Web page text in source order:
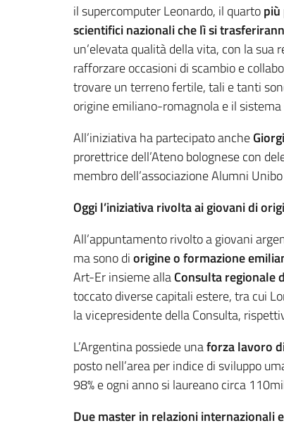
il supercomputer Leonardo, il quarto
scientifici nazionali che lì si
un’elevata qualità della vita, con la
rafforzare occasioni di scambio e
trovare un terreno fertile, tali e tanti
origine emiliano-romagnola e il
All’iniziativa ha partecipato anche
prorettrice dell’Ateno bolognese con
membro dell’associazione Alumni
Oggi l’iniziativa rivolta ai giovani di
All’appuntamento rivolto a giovani
ma sono diorigine o formazione
Art-Er insieme allaConsulta regionale
toccato diverse capitali estere, tra cui
la vicepresidente della Consulta,
L’Argentina possiede unaforza lavoro
posto nell’area per indice di sviluppo
98% e ogni anno si laureano circa
Due master in relazioni internazionali